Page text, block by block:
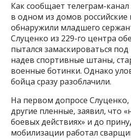
Как сообщает телеграм-
в одном из домов российские
обнаружили младшего
Слуценко из 229-го центра
пытался замаскироваться
надев спортивные штаны,
военные ботинки. Однако
бойца сразу разоблачили.
На первом допросе Слуценко,
другие пленные, заявил, что
боевых действиях» и до
мобилизации работал